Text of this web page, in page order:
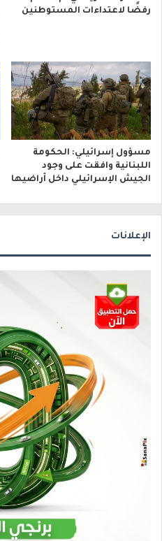
رفضًا لاعتداءات المستوطنين
مسؤول إسرائيلي: الحكومة
اللبنانية وافقت على وجود
الجيش الإسرائيلي داخل أراضيها
الإعلانات